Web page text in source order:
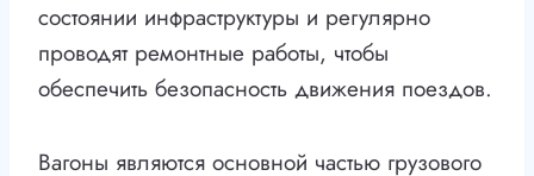
состоянии инфраструктуры и регулярно
проводят ремонтные работы, чтобы
обеспечить безопасность движения поездов.
Вагоны являются основной частью грузового